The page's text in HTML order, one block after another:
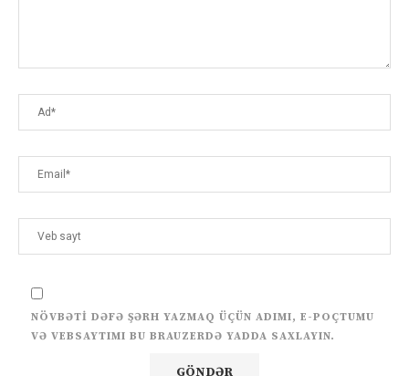
NÖVBƏTI DƏFƏ ŞƏRH YAZMAQ ÜÇÜN ADIMI, E-POÇTUMU
VƏ VEBSAYTIMI BU BRAUZERDƏ YADDA SAXLAYIN.